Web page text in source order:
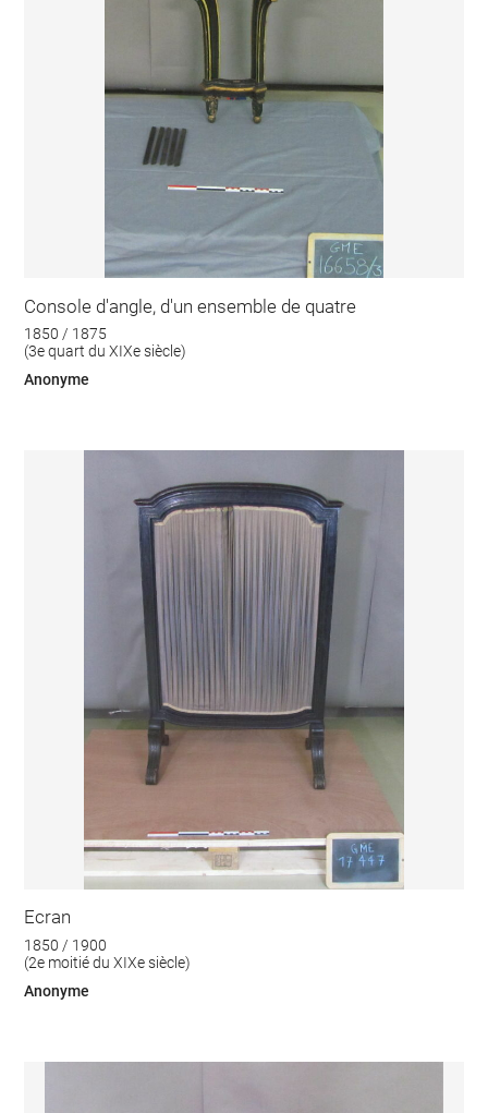
Console d'angle, d'un ensemble de quatre
1850 / 1875
(3e quart du XIXe siècle)
Anonyme
Ecran
1850 / 1900
(2e moitié du XIXe siècle)
Anonyme